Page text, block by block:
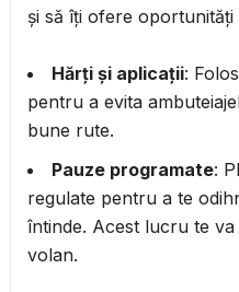
și să îți ofere oportunități
Hărți și aplicații:
pentru a evita
bune rute.
Pauze programate:
regulate pentru a te
întinde. Acest lucru te
volan.